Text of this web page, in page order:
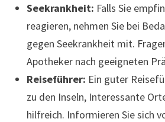
Seekrankheit: Falls Sie
reagieren, nehmen Sie bei
gegen Seekrankheit mit.
Apotheker nach geeigneten
Reiseführer: Ein guter
zu den Inseln, Interessante
hilfreich. Informieren Sie sich